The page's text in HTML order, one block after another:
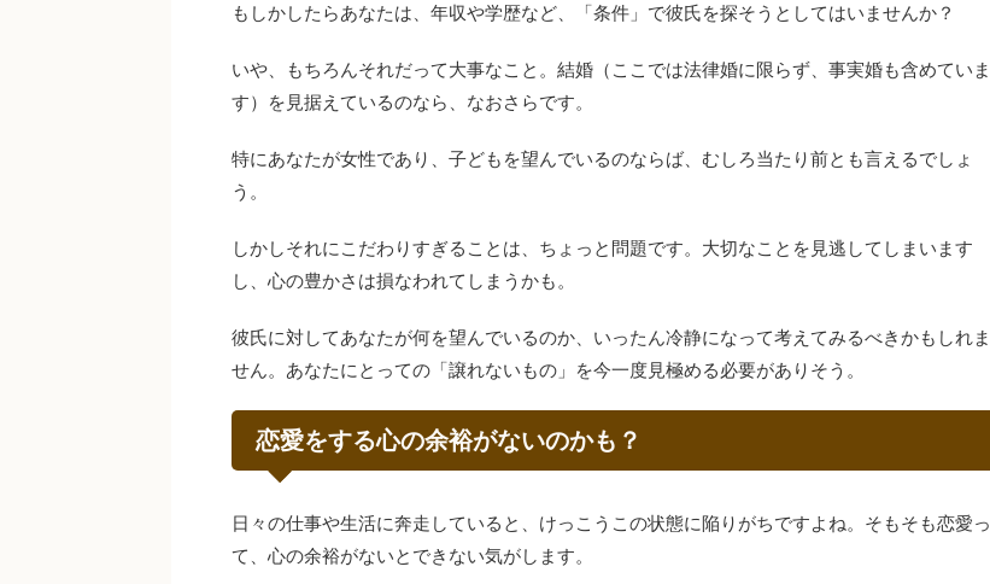
もしかしたらあなたは、年収や学歴など、「条件」で彼氏を探そうとしてはいませんか？
いや、もちろんそれだって大事なこと。結婚（ここでは法律婚に限らず、事実婚も含めていま
す）を見据えているのなら、なおさらです。
特にあなたが女性であり、子どもを望んでいるのならば、むしろ当たり前とも言えるでしょ
う。
しかしそれにこだわりすぎることは、ちょっと問題です。大切なことを見逃してしまいます
し、心の豊かさは損なわれてしまうかも。
彼氏に対してあなたが何を望んでいるのか、いったん冷静になって考えてみるべきかもしれま
せん。あなたにとっての「譲れないもの」を今一度見極める必要がありそう。
恋愛をする心の余裕がないのかも？
日々の仕事や生活に奔走していると、けっこうこの状態に陥りがちですよね。そもそも恋愛っ
て、心の余裕がないとできない気がします。